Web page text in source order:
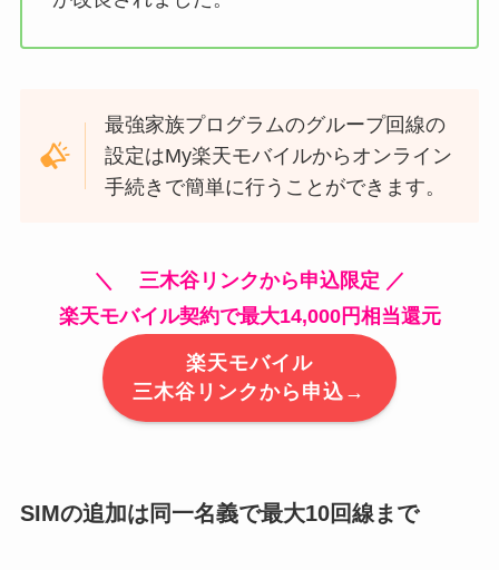
最強家族プログラムのグループ回線の
設定はMy楽天モバイルからオンライン
手続きで簡単に行うことができます。
＼ 三木谷リンクから申込限定 ／
楽天モバイル契約で最大14,000円相当還元
楽天モバイル
三木谷リンクから申込→
SIMの追加は同一名義で最大10回線まで